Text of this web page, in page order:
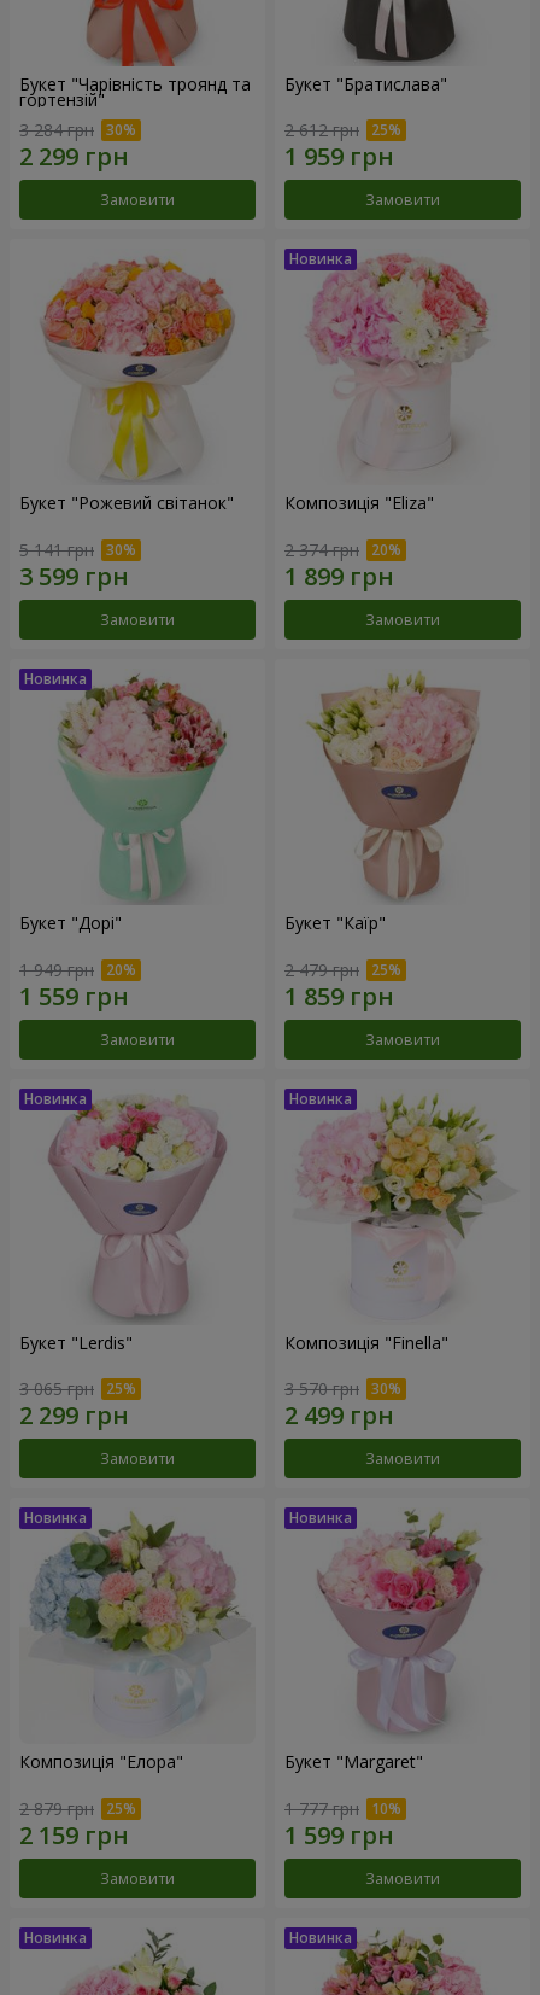
Букет "Чарівність троянд та
гортензій"
3 284 грн
Замовити
Букет "Братислава"
2 612 грн
Замовити
Букет "Рожевий світанок"
5 141 грн
Замовити
Композиція "Eliza"
2 374 грн
Замовити
Букет "Дорі"
1 949 грн
Замовити
Букет "Каїр"
2 479 грн
Замовити
Букет "Lerdis"
3 065 грн
Замовити
Композиція "Finella"
3 570 грн
Замовити
Композиція "Елора"
2 879 грн
Замовити
Букет "Margaret"
1 777 грн
Замовити